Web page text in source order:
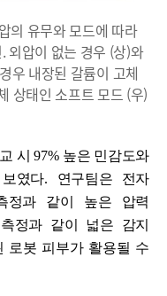
의 유무와 모드에 따라
외압이 없는 경우 (상)와
우 내장된 갈륨이 고체
상태인 소프트 모드 (우)
시97% 높은 민감도와
였다. 연구팀은 전자
정과 같이 높은 압력
정과 같이 넓은 감지
로봇 피부가 활용될 수